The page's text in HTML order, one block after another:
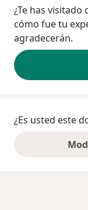
¿Te has visitado
cómo fue tu
agradecerán.
¿Es usted este